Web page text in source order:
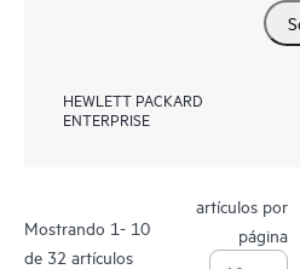
HEWLETT PACKARD
ENTERPRISE
Mostrando 1- 10
de 32 artículos
artículos por
página